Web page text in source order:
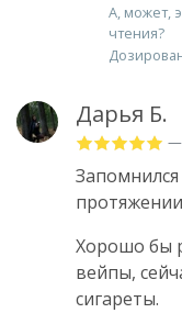
А, может,
чтения?
Дарья Б.
—
Хорошо бы
вейпы,
сигареты.